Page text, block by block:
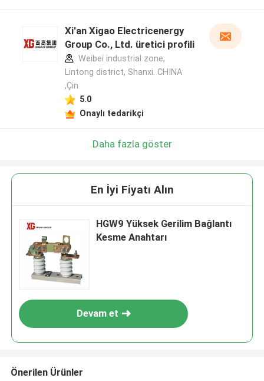
Xi'an Xigao Electricenergy
Group Co., Ltd. üretici profili
Weibei industrial zone,
Lintong district, Shanxi. CHINA
,Çin
5.0
Onaylı tedarikçi
Daha fazla göster
En İyi Fiyatı Alın
HGW9 Yüksek Gerilim Bağlantı
Kesme Anahtarı
Devam et
Önerilen Ürünler